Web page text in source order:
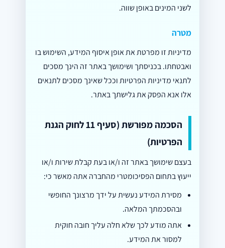
לשני המינים באופן שווה.
מטרה
מדיניות זו מפרטת את אופן איסוף המידע, השימוש בו
ואבטחתו. בכניסתך ושימושך באתר זה הינך מסכים
לתנאי מדיניות הפרטיות וככל שאינך מסכים לתנאים
אלו אנא הפסק את גלישתך באתר.
הסכמה מפורשת (סעיף 11 לחוק הגנת
הפרטיות)
בעצם שימושך באתר זה ו/או בעת קבלת שירות ו/או
ייעוץ בתחום הפסיכומטרי מהחברה אתה מאשר כי:
מסירת המידע נעשית על ידך מרצונך החופשי
ובהסכמתך המלאה.
אתה מודע לכך שלא חלה עליך חובה חוקית
למסור את המידע.